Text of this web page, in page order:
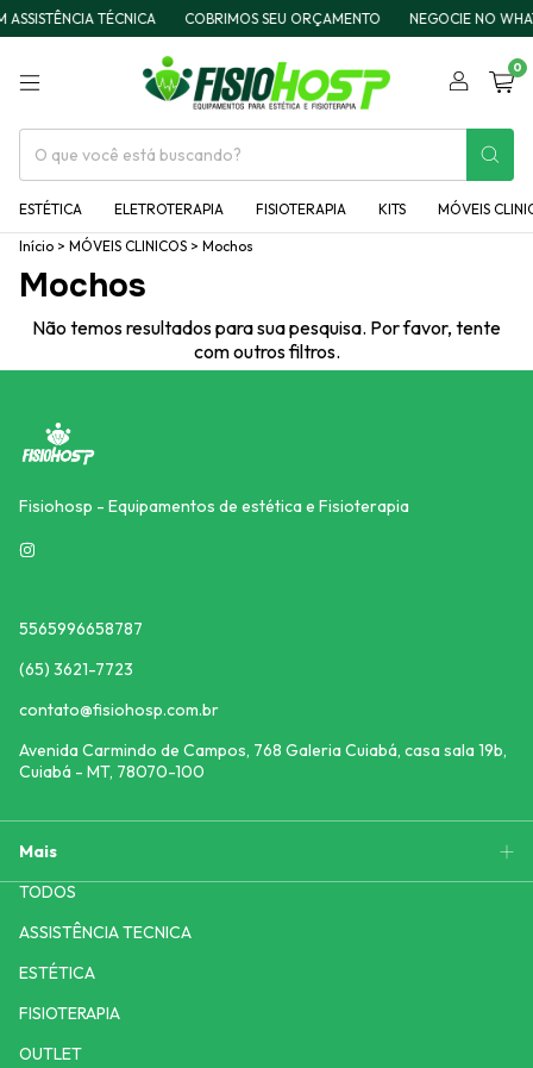
TÉCNICA COBRIMOS SEU ORÇAMENTO NEGOCIE NO
0
ESTÉTICA ELETROTERAPIA FISIOTERAPIA KITS MÓVEIS
Início > MÓVEIS CLINICOS > Mochos
Mochos
Não temos resultados para sua pesquisa. Por favor, tente
com outros filtros.
Fisiohosp - Equipamentos de estética e Fisioterapia
5565996658787
(65) 3621-7723
contato@fisiohosp.com.br
Avenida Carmindo de Campos, 768 Galeria Cuiabá, casa sala 19b,
Cuiabá - MT, 78070-100
Mais
TODOS
ASSISTÊNCIA TECNICA
ESTÉTICA
FISIOTERAPIA
OUTLET